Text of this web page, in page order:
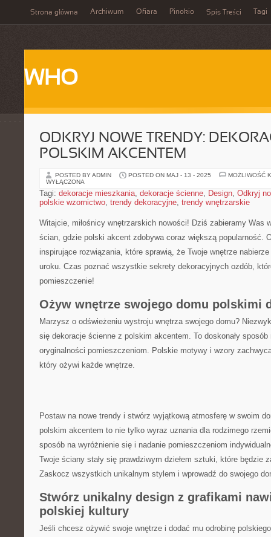
Strona główna Archiwum Ofiara Pinokio Spis Treści Tagi
WHO
ODKRYJ NOWE TRENDY:
POLSKIM AKCENTEM
POSTED BY ADMIN POSTED ON MAJ - 13 - 2025
MOŻLIWOŚĆ
WYŁĄCZONA
Tagi: dekoracje mieszkania, dekoracje ścienne, Design, Odkryj
polskie wzornictwo, trendy dekoracyjne, trendy wnętrzarskie
Witajcie,‍ miłośnicy wnętrzarskich nowości! Dziś zabieramy Was
ścian,⁢ gdzie polski akcent zdobywa‌ coraz‍ większą ⁢popularność.
inspirujące rozwiązania, które sprawią,‌ że Twoje wnętrze
uroku.⁢ Czas poznać wszystkie sekrety dekoracyjnych ozdób,
pomieszczenie!
Ożyw wnętrze swojego domu polskimi
Marzysz o odświeżeniu⁢ wystroju wnętrza swojego domu?
się dekoracje ścienne ⁤z polskim akcentem. To doskonały sposób
oryginalności‌ pomieszczeniom. Polskie motywy⁣ i ⁣wzory
który ożywi każde‌ wnętrze.
Postaw na nowe trendy ⁢i stwórz​ wyjątkową ‌atmosferę⁣ w ‌swoim‌
polskim akcentem to nie tylko ‍wyraz uznania dla ⁤rodzimego
sposób na wyróżnienie się ‍i nadanie pomieszczeniom⁣
Twoje ściany‌ stały się prawdziwym dziełem ⁤sztuki, które będzie
Zaskocz wszystkich unikalnym‍ stylem i wprowadź⁣ do swojego‍
Stwórz unikalny design ​z grafikami
polskiej kultury
Jeśli ⁢chcesz ⁤ożywić swoje​ wnętrze i dodać mu⁢ odrobinę